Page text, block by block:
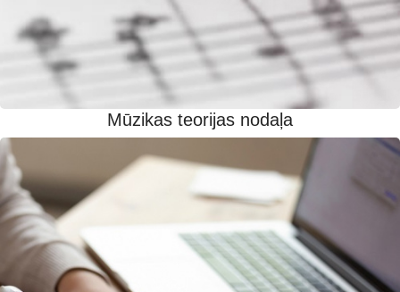
Mūzikas teorijas nodaļa